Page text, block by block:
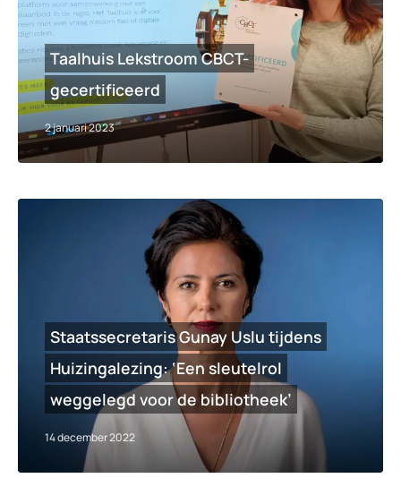
Taalhuis Lekstroom CBCT-
gecertificeerd
2 januari 2023
Staatssecretaris Gunay Uslu tijdens
Huizingalezing: ‘Een sleutelrol
weggelegd voor de bibliotheek’
14 december 2022